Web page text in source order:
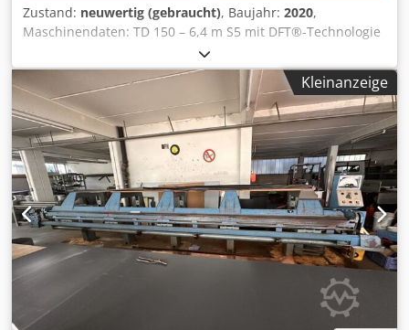
Zustand: neuwertig (gebraucht), Baujahr: 2020,
Maschinendaten: TD 150 – 6,4 m S5 mit DFT®-Technologie
Arbeitslänge: 6400 mm Einstechtiefe: 1250 mm
Biegebackenbreite: 10 mm + 10 mm Zusatzleiste Maximale
Biegeleistung: S = 20 mm 1,50 mm Stahlblech (Re 275
N/mm²) Umschlagkapazität bei 180°: 50 % der maximalen
Biegeleistung Maximaler Biegewinkel: 143° (1,0 mm 135° /
1,5 mm 130°) Biegepräzision: +/- 0,5° (bei Bombierung)
Anzahl Spannzangen / Spannhub: 7 Stück / 15 mm - 1250
mm Maximale Spannbackenöffnung: 35 mm Dkjdjzcyr
Dopfx Abasr Kegellanger Anschlag mit Tiefeneinstellung:
Multi-Zonen-Funktion Anzahl Anschlagfinger / Hub: 7 Stück
/ 5 mm - 1150 mm Toleranzbereich des Anschlags: +/- 0,1
mm pro Wiederholungssatz Elektrische Spannung: 400 V /
50 Hz / 3 Phasen + PE Nennstrom / Absicherung / Pumpe:
32 A / 63 A / 22 kW, 75 ccm Abmessungen / Gewicht: 8050 x
2250 x 2100 mm / ca. 10.000 kg
Kleinanzeige